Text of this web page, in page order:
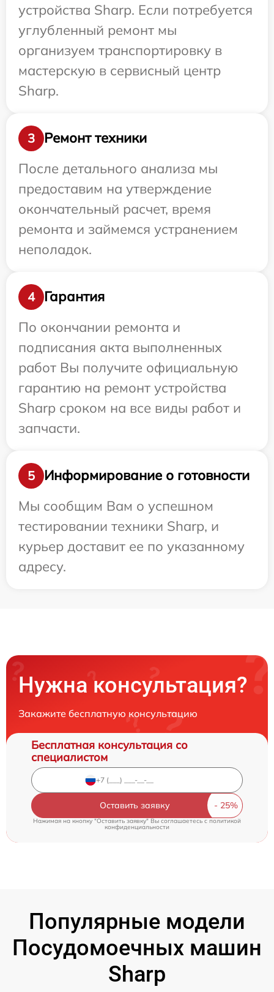
устройства Sharp. Если потребуется
углубленный ремонт мы
организуем транспортировку в
мастерскую в сервисный центр
Sharp.
3
Ремонт техники
После детального анализа мы
предоставим на утверждение
окончательный расчет, время
ремонта и займемся устранением
неполадок.
4
Гарантия
По окончании ремонта и
подписания акта выполненных
работ Вы получите официальную
гарантию на ремонт устройства
Sharp сроком на все виды работ и
запчасти.
5
Информирование о готовности
Мы сообщим Вам о успешном
тестировании техники Sharp, и
курьер доставит ее по указанному
адресу.
Нужна консультация?
Закажите бесплатную консультацию
Бесплатная консультация со
специалистом
Оставить заявку
Нажимая на кнопку "Оставить заявку" Вы соглашаетесь cполитикой
конфиденциальности
Популярные модели
Посудомоечных машин
Sharp